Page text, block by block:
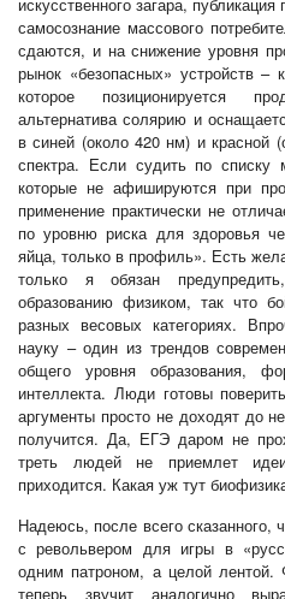
самосознание массового
сдаются, и на снижение уровня
рынок «безопасных» устройств –
которое позиционируется
альтернатива солярию и
в синей (около 420 нм) и красной
спектра. Если судить по списку
которые не афишируются при
применение практически не
по уровню риска для здоровья
яйца, только в профиль». Есть
только я обязан
образованию физиком, так что
разных весовых категориях.
науку – один из трендов
общего уровня образования,
интеллекта. Люди готовы
аргументы просто не доходят до
получится. Да, ЕГЭ даром не
треть людей не приемлет
приходится. Какая уж тут
Надеюсь, после всего
с револьвером для игры в
одним патроном, а целой лентой.
теперь звучит аналогично